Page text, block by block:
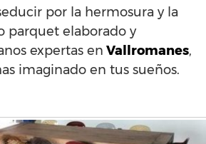
por la hermosura y la
parquet elaborado y
expertas en Vallromanes,
imaginado en tus sueños.